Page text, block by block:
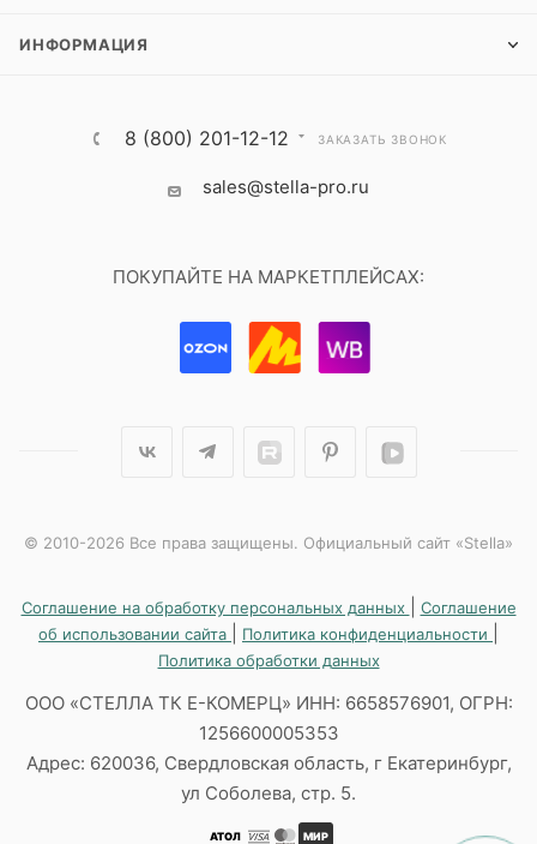
ИНФОРМАЦИЯ
8 (800) 201-12-12 ЗАКАЗАТЬ ЗВОНОК
sales@stella-pro.ru
ПОКУПАЙТЕ НА МАРКЕТПЛЕЙСАХ:
© 2010-2026 Все права защищены. Официальный сайт «Stella»
Соглашение на обработку персональных данных
Соглашение
об использовании сайта
Политика конфиденциальности
Политика обработки данных
ООО «СТЕЛЛА ТК Е-КОМЕРЦ» ИНН: 6658576901, ОГРН:
1256600005353
Адрес: 620036, Свердловская область, г Екатеринбург,
ул Соболева, стр. 5.
АТОЛ МИР